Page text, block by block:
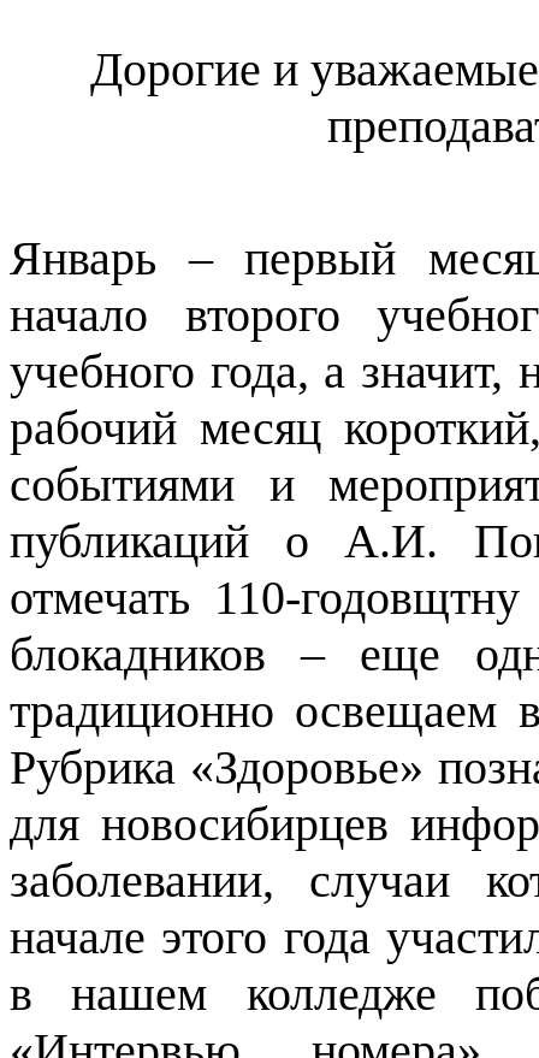
Дорогие и
Январь – первый
начало второго
учебного года, а
рабочий месяц
событиями и
публикаций о А.И.
отмечать 110-
блокадников – еще
традиционно освещаем
Рубрика «Здоровье»
для новосибирцев
заболевании, случаи
начале этого года
в нашем колледже